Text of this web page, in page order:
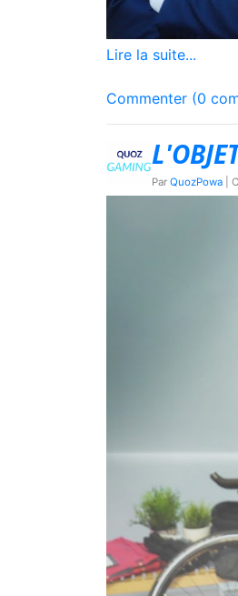
Lire la suite...
Commenter (0
Par QuozPowa |